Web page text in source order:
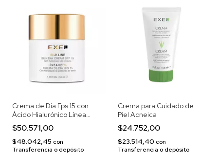
Crema de Día Fps 15 con
Ácido Hialurónico Línea
Seda Exel
$50.571,00
$48.042,45 con
Transferencia o depósito
Crema para Cuidado de
Piel Acneica
$24.752,00
$23.514,40 con
Transferencia o depósito